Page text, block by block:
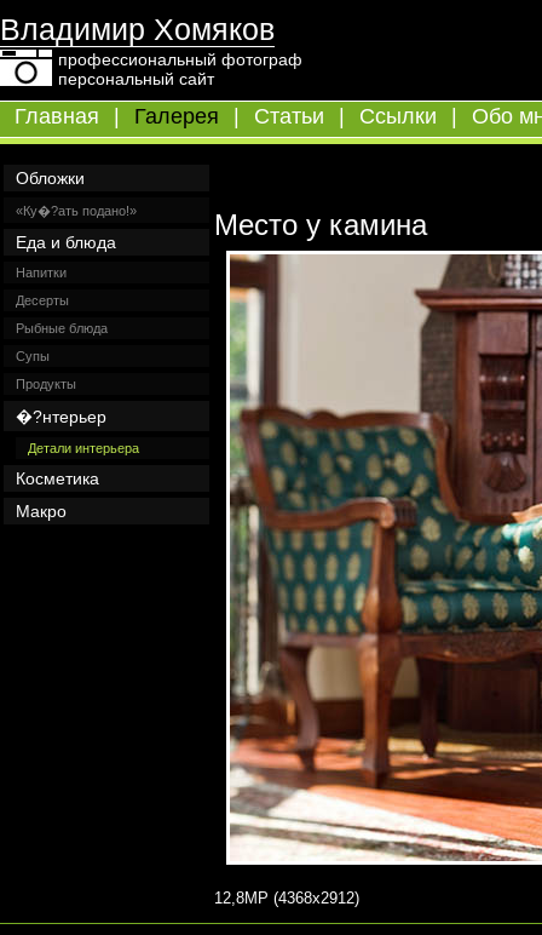
Владимир Хомяков
профессиональный фотограф
персональный сайт
Главная Галерея Статьи Ссылки Обо
Обложки
«Ку�?ать подано!»
Еда и блюда
Напитки
Десерты
Рыбные блюда
Супы
Продукты
�?нтерьер
Детали интерьера
Косметика
Макро
Место у камина
12,8MP (4368x2912)